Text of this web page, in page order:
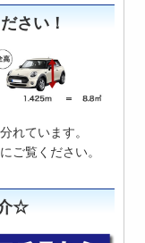
さい！
れています。
ご覧ください。
☆